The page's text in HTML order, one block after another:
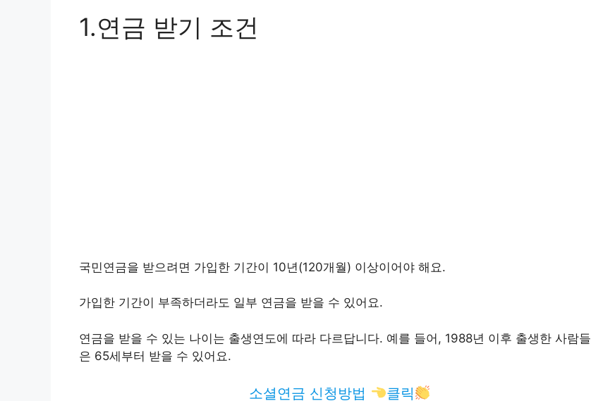
1.연금 받기 조건
국민연금을 받으려면 가입한 기간이 10년(120개월) 이상이어야 해요.
가입한 기간이 부족하더라도 일부 연금을 받을 수 있어요.
연금을 받을 수 있는 나이는 출생연도에 따라 다르답니다. 예를 들어, 1988년 이후 출생한 사람들
은 65세부터 받을 수 있어요.
소셜연금 신청방법 클릭